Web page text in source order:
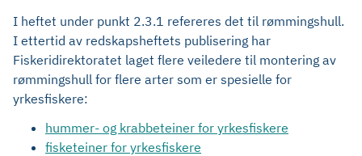
I heftet under punkt 2.3.1 refereres det til rømmingshull.
I ettertid av redskapsheftets publisering har
Fiskeridirektoratet laget flere veiledere til montering av
rømmingshull for flere arter som er spesielle for
yrkesfiskere:
hummer- og krabbeteiner for yrkesfiskere
fisketeiner for yrkesfiskere